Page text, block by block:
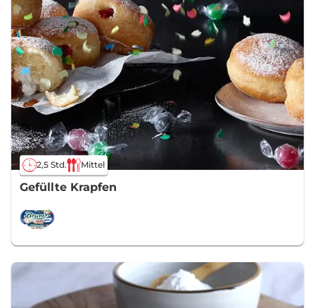
2,5 Std. Mittel
Gefüllte Krapfen